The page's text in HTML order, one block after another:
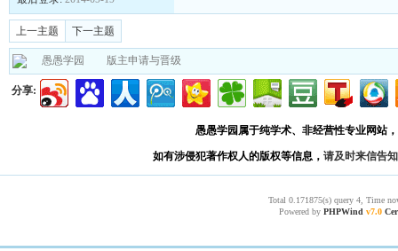
上一主题 下一主题
愚愚学园 版主申请与晋级
分享:
愚愚学园属于纯学术、非经营性专业网站
如有涉侵犯著作权人的版权等信息， 请及时来信告知
Total 0.171875(s) query 4, Time
Powered by PHPWind v7.0